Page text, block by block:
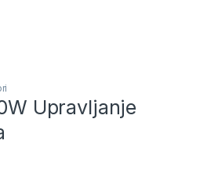
Upravljanje